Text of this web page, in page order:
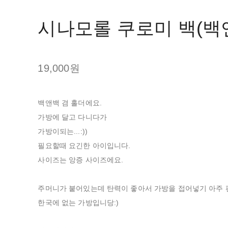
시나모롤 쿠로미 백(백
19,000원
백앤백 겸 홀더에요.
가방에 달고 다니다가
가방이되는...:))
필요할때 요긴한 아이입니다.
사이즈는 앙증 사이즈에요.
주머니가 붙어있는데 탄력이 좋아서 가방을 접어넣기 아주
한국에 없는 가방입니당:)